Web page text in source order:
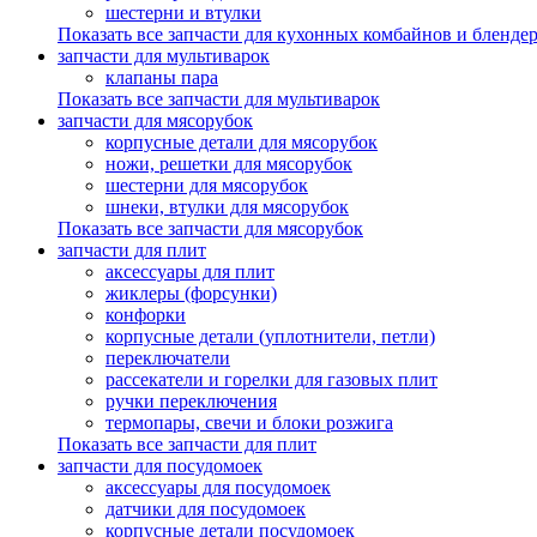
шестерни и втулки
Показать все запчасти для кухонных комбайнов и
запчасти для мультиварок
клапаны пара
Показать все запчасти для мультиварок
запчасти для мясорубок
корпусные детали для мясорубок
ножи, решетки для мясорубок
шестерни для мясорубок
шнеки, втулки для мясорубок
Показать все запчасти для мясорубок
запчасти для плит
аксессуары для плит
жиклеры (форсунки)
конфорки
корпусные детали (уплотнители, петли)
переключатели
рассекатели и горелки для газовых плит
ручки переключения
термопары, свечи и блоки розжига
Показать все запчасти для плит
запчасти для посудомоек
аксессуары для посудомоек
датчики для посудомоек
корпусные детали посудомоек